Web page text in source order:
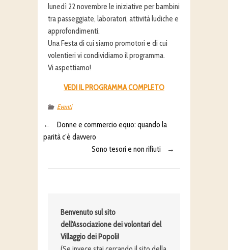
lunedì 22 novembre le iniziative per bambini
tra passeggiate, laboratori, attività ludiche e
approfondimenti.
Una Festa di cui siamo promotori e di cui
volentieri vi condividiamo il programma.
Vi aspettiamo!
VEDI IL PROGRAMMA COMPLETO
Eventi
←
Donne e commercio equo: quando la
parità c’è davvero
Sono tesori e non rifiuti
→
Benvenuto sul sito
dell'Associazione dei volontari del
Villaggio dei Popoli!